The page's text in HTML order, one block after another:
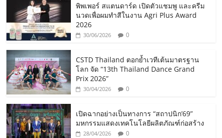
พิพเพอร์ สแตนดาร์ด เปิดตัวแชมพู และครีม
นวดเพื่อผมทำสีในงาน Agri Plus Award
2026
30/06/2026 0
CSTD Thailand ตอกย้ำเวทีเต้นมาตรฐาน
โลก จัด “13th Thailand Dance Grand
Prix 2026”
30/04/2026 0
เปิดฉากอย่างเป็นทางการ “สถาปนิก’69”
มหกรรมแสดงเทคโนโลยีผลิตภัณฑ์ก่อสร้าง
28/04/2026 0